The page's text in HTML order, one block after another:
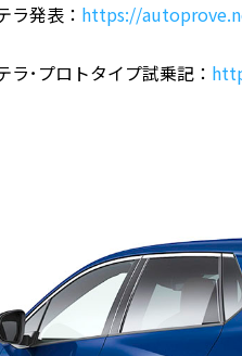
ラ発表： https://
ラ･プロトタイプ試乗記：